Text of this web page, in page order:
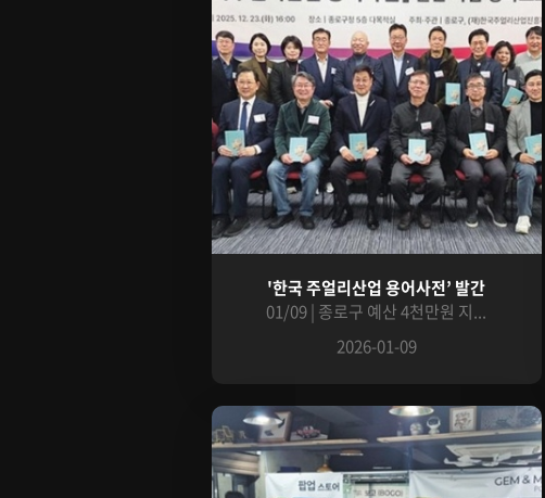
'한국 주얼리산업 용어사전’ 발간
01/09 | 종로구 예산 4천만원 지...
2026-01-09